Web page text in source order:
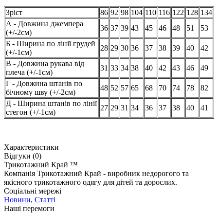
Зріст 86 92 98 104 110 116 122 128 134
А - Довжина джемпера
(+/-2см)
36 37 39 43 45 46 48 51
53
Б - Ширина по лінії грудей
(+/-1см)
28 29 30 36 37 38 39 40
42
В - Довжина рукава від
плеча (+/-1см)
31 33 34 38 40 42 43 46
49
Г - Довжина штанів по
бічному шву (+/-2см)
48 52 57 65 68 70 74 78
82
Д - Ширина штанів по лінії
стегон (+/-1см)
27 29 31 34 36 37 38 40 41
Характеристики
Відгуки (0)
Трикотажний Край ™
Компанія Трикотажний Край - виробник недорогого та
якісного трикотажного одягу для дітей та дорослих.
Соціальні мережі
Новини, Статті
Наші перемоги